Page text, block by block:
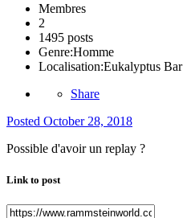
Membres
2
1495 posts
Genre:Homme
Localisation:Eukalyptus Bar
Share
Posted October 28, 2018
Possible d'avoir un replay ?
Link to post